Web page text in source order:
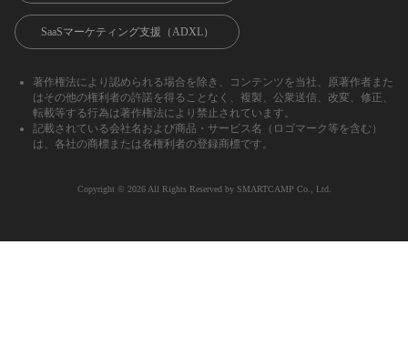
SaaSマーケティング支援（ADXL）
著作権法により認められる場合を除き、コンテンツを当社、原著作者また
はその他の権利者の許諾を得ることなく、複製、公衆送信、改変、修正、
転載等する行為は著作権法により禁止されています。
記載されている会社名および商品・サービス名（ロゴマーク等を含む）
は、各社の商標または各権利者の登録商標です。
Copyright ©︎ 2026 All Rights Reserved by SMARTCAMP Co., Ltd.